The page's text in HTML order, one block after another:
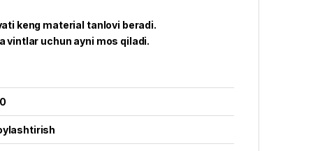
keng material tanlovi beradi.
vintlar uchun ayni mos qiladi.